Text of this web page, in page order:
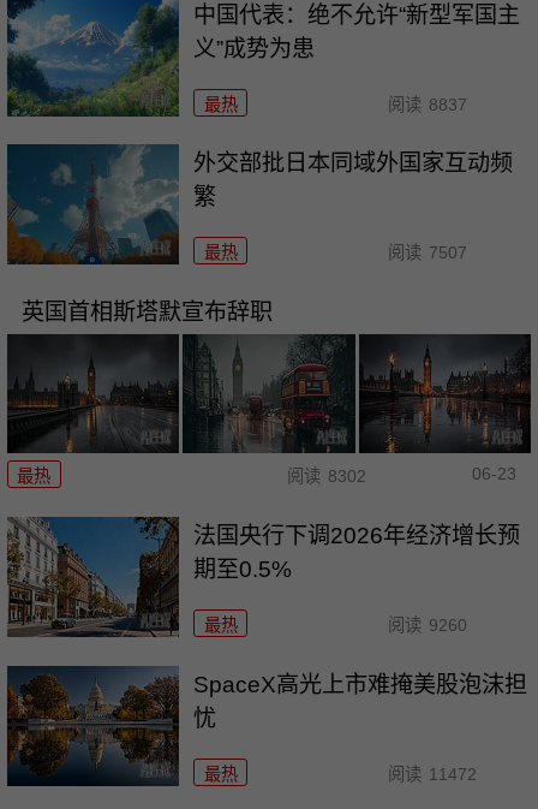
中国代表：绝不允许“新型军国主
义”成势为患
最热 阅读 8837
外交部批日本同域外国家互动频
繁
最热 阅读 7507
英国首相斯塔默宣布辞职
最热 阅读 8302 06-23
法国央行下调2026年经济增长预
期至0.5%
最热 阅读 9260
SpaceX高光上市难掩美股泡沫担
忧
最热 阅读 11472